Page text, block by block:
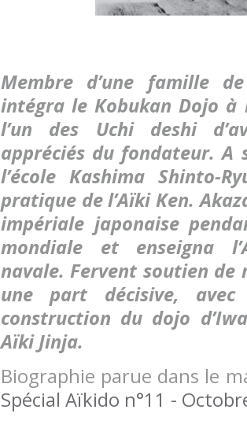
Membre d’une famille
intégra le Kobukan Dojo à
l’un des Uchi deshi
appréciés du fondateur. A
l’école Kashima Shinto-
pratique de l’Aïki Ken.
impériale japonaise
mondiale et enseigna
navale. Fervent soutien
une part décisive,
construction du dojo
Aïki Jinja.
Biographie parue dans le
Spécial Aïkido n°11 -